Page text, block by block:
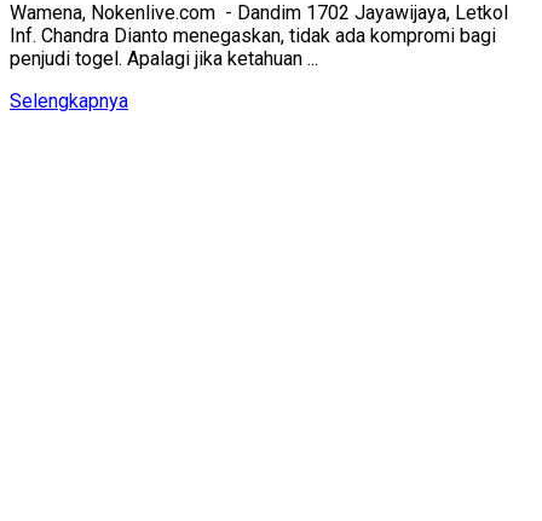
Wamena, Nokenlive.com - Dandim 1702 Jayawijaya, Letkol
Inf. Chandra Dianto menegaskan, tidak ada kompromi bagi
penjudi togel. Apalagi jika ketahuan ...
SelengkapnyaDetails